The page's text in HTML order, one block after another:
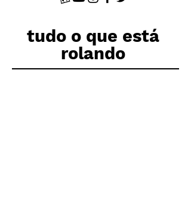
tudo o que está
rolando